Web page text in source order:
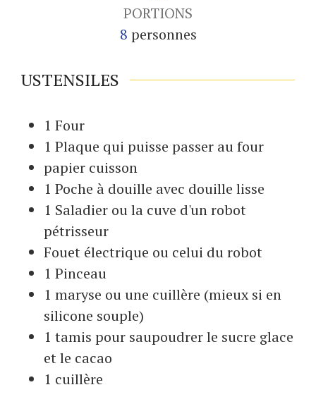
PORTIONS
8 personnes
USTENSILES
1 Four
1 Plaque qui puisse passer au four
papier cuisson
1 Poche à douille avec douille lisse
1 Saladier ou la cuve d'un robot
pétrisseur
Fouet électrique ou celui du robot
1 Pinceau
1 maryse ou une cuillère (mieux si en
silicone souple)
1 tamis pour saupoudrer le sucre glace
et le cacao
1 cuillère